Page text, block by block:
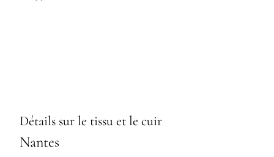
Détails sur le tissu et le cuir
Nantes